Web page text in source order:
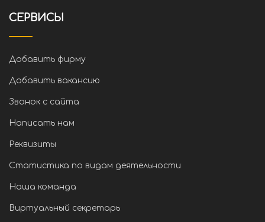
СЕРВИСЫ
Добавить фирму
Добавить вакансию
Звонок с сайта
Написать нам
Реквизиты
Статистика по видам деятельности
Наша команда
Виртуальный секретарь